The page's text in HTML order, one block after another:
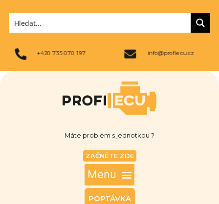
+420 735 070 197 info@profiecu.cz
Máte problém s jednotkou ?
ZAČNĚTE ZDE
POPTÁVKA